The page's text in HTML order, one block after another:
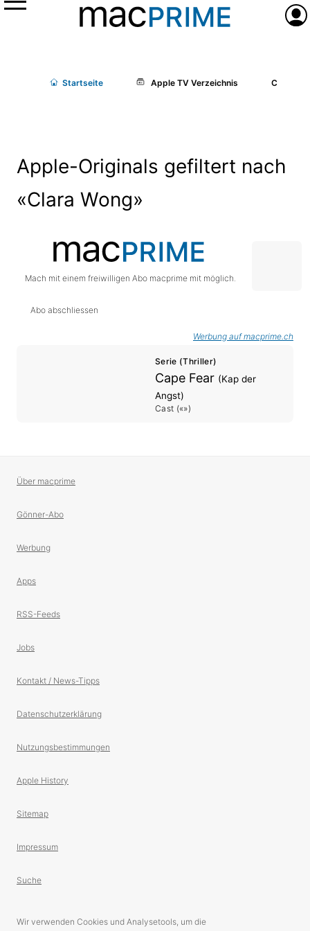
Menü
Startseite Apple TV Verzeichnis Cast/
Apple-Originals gefiltert nach
«Clara Wong»
Mach mit einem freiwilligen Abo macprime mit möglich.
Abo abschliessen
Werbung auf macprime.ch
Serie (Thriller)
Cape Fear (Kap der
Angst)
Cast («»)
Über macprime
Gönner-Abo
Werbung
Apps
RSS-Feeds
Jobs
Kontakt / News-Tipps
Datenschutzerklärung
Nutzungsbestimmungen
Apple History
Sitemap
Impressum
Suche
Wir verwenden Cookies und Analysetools, um die